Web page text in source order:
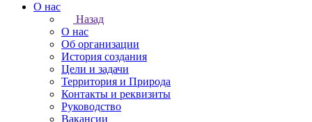
О нас
Назад
О нас
Об организации
История создания
Цели и задачи
Территория и Природа
Контакты и реквизиты
Руководство
Вакансии